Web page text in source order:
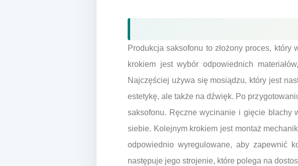
Produkcja saksofonu to złożony proces,
krokiem jest wybór odpowiednich
Najczęściej używa się mosiądzu, który jest
estetykę, ale także na dźwięk. Po
saksofonu. Ręczne wycinanie i gięcie blachy
siebie. Kolejnym krokiem jest montaż
odpowiednio wyregulowane, aby zapewnić
następuje jego strojenie, które polega na